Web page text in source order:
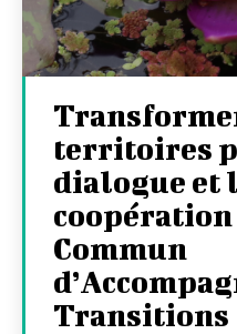
territoires
dialogue et
coopération
Commun
Transitions